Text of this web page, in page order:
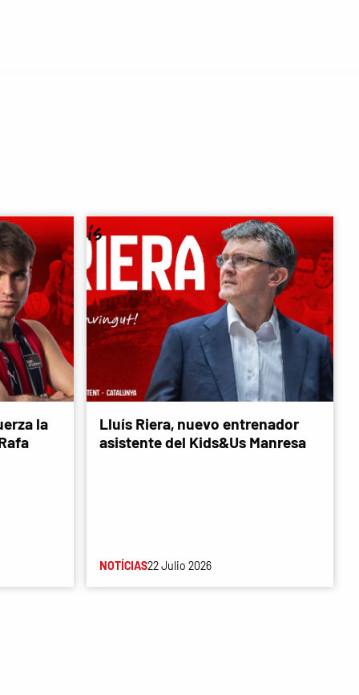
la
Lluís Riera, nuevo entrenador
asistente del Kids&Us Manresa
NOTÍCIAS22 Julio 2026